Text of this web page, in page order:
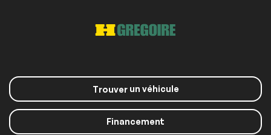
Trouverun véhicule
Financement